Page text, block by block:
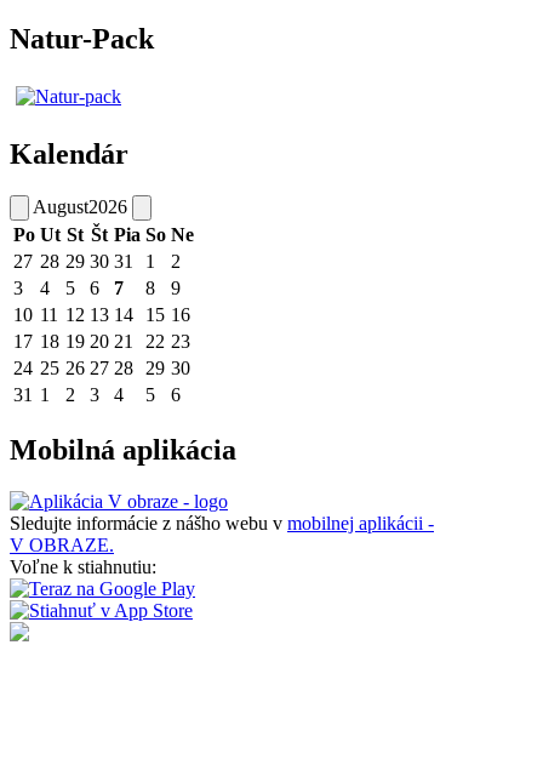
Natur-Pack
Kalendár
August2026
Po Ut St Št Pia So Ne
27 28 29 30 31 1
2
3
4 5 6 7 8
9
10 11 12 13 14 15 16
17 18 19 20 21 22 23
24 25 26 27 28 29 30
31 1 2 3 4 5 6
Mobilná aplikácia
Sledujte informácie z nášho webu v mobilnej aplikácii -
V OBRAZE.
Voľne k stiahnutiu: